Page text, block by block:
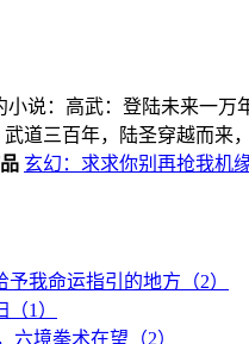
小说：高武：登陆未来一
道三百年，陆圣穿越而
玄幻：求求你别再抢我机
予我命运指引的地方（2）
1）
六境拳术在望（2）